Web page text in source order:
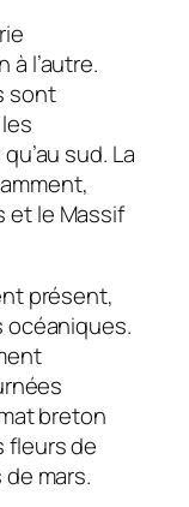
l’autre.
sont
sud. La
et le Massif
présent,
océaniques.
breton
fleurs de
mars.